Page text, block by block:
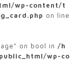
wp-content/t
on line
on bool in /h
wp-co